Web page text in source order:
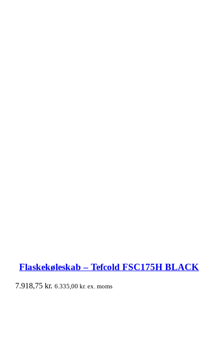
Flaskekøleskab – Tefcold FSC175H BLACK
7.918,75kr. 6.335,00kr. ex. moms